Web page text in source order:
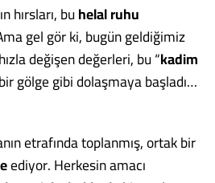
hırsları, buhelalruhu
gel gör ki, bugün geldiğimiz
değişen değerleri, bu “kadim
gölge gibi dolaşmaya başladı…
etrafında toplanmış, ortak bir
ediyor. Herkesin amacı